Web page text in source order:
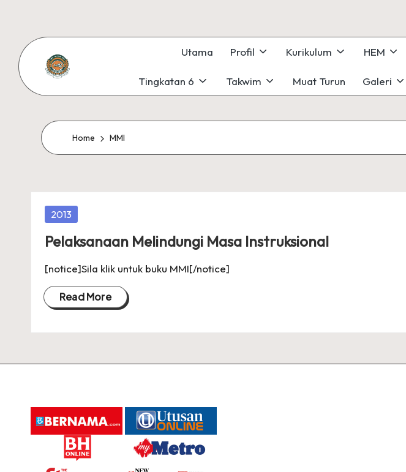
content
S
M
K
U
N
G
A
I
A
R
#SeMeSradiHati
Utama Profil Kurikulum HEM
Tingkatan 6 Takwim Muat Turun Galeri
Home MMI
Posted
2013
Pelaksanaan Melindungi Masa Instruksional
[notice]Sila klik untuk buku MMI[/notice]
Read More